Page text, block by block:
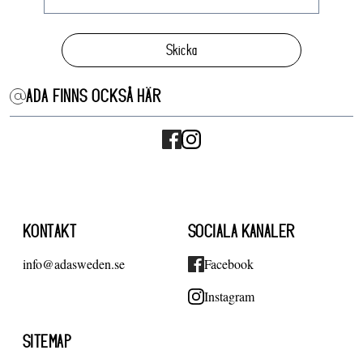
Skicka
ADA FINNS OCKSÅ HÄR
KONTAKT
info@adasweden.se
SOCIALA KANALER
Facebook
Instagram
SITEMAP